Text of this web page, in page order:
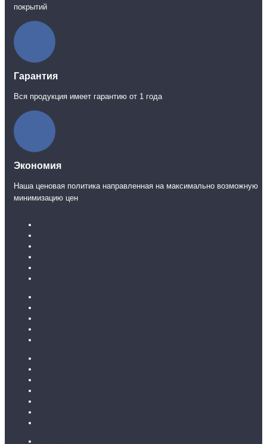
покрытий
Гарантия
Вся продукция имеет гарантию от 1 года
Экономия
Наша ценовая политика направленная на максимально возможную
минимизацию цен